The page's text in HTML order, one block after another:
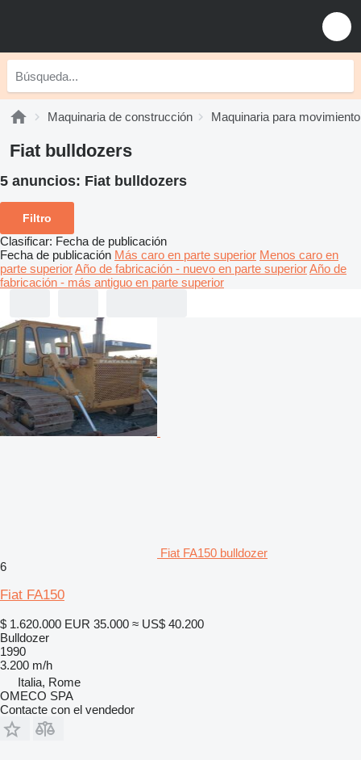
Maquinaria de construcción Maquinaria para
Fiat bulldozers
5 anuncios: Fiat bulldozers
Filtro
Clasificar: Fecha de publicación
Fecha de publicación Más caro en parte superior Menos caro en
parte superiorAño de fabricación - nuevo en parte superiorAño de
fabricación - más antiguo en parte superior
Fiat FA150 bulldozer
6
Fiat FA150
$ 1.620.000 EUR 35.000 ≈ US$ 40.200
Bulldozer
1990
3.200 m/h
Italia, Rome
OMECO SPA
Contacte con el vendedor